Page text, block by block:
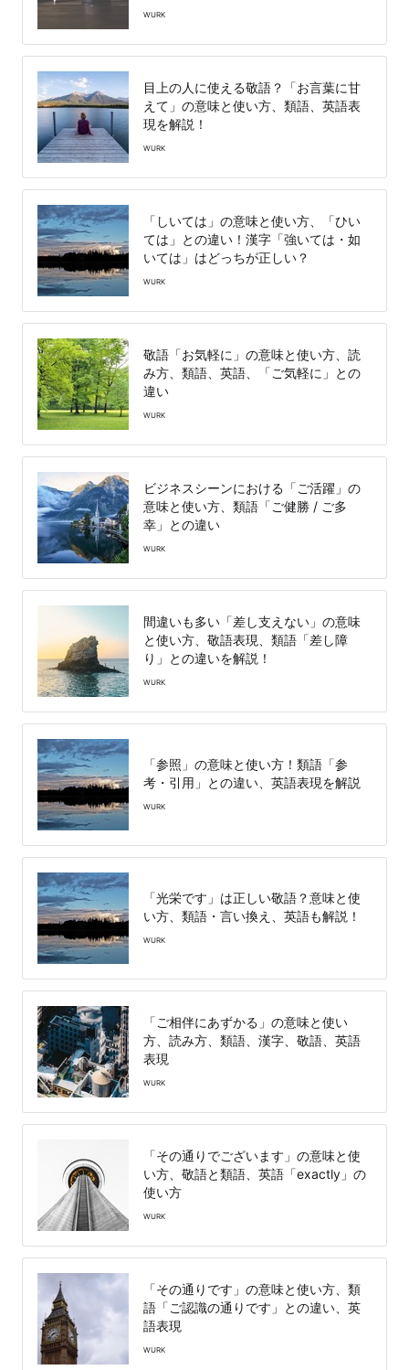
WURK
目上の人に使える敬語？「お言葉に甘
えて」の意味と使い方、類語、英語表
現を解説！
WURK
「しいては」の意味と使い方、「ひい
ては」との違い！漢字「強いては・如
いては」はどっちが正しい？
WURK
敬語「お気軽に」の意味と使い方、読
み方、類語、英語、「ご気軽に」との
違い
WURK
ビジネスシーンにおける「ご活躍」の
意味と使い方、類語「ご健勝 / ご多
幸」との違い
WURK
間違いも多い「差し支えない」の意味
と使い方、敬語表現、類語「差し障
り」との違いを解説！
WURK
「参照」の意味と使い方！類語「参
考・引用」との違い、英語表現を解説
WURK
「光栄です」は正しい敬語？意味と使
い方、類語・言い換え、英語も解説！
WURK
「ご相伴にあずかる」の意味と使い
方、読み方、類語、漢字、敬語、英語
表現
WURK
「その通りでございます」の意味と使
い方、敬語と類語、英語「exactly」の
使い方
WURK
「その通りです」の意味と使い方、類
語「ご認識の通りです」との違い、英
語表現
WURK